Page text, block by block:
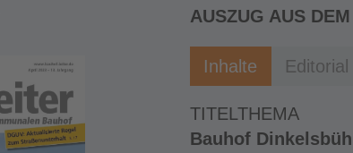
AUSZUG AUS
Inhalte Editorial
TITELTHEMA
Bauhof